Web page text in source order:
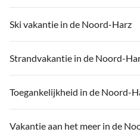
Ski vakantie in de Noord-Harz
Strandvakantie in de Noord-
Toegankelijkheid in de Noord-
Vakantie aan het meer in de